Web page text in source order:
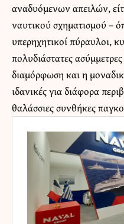
αναδυόμενων απειλών,
ναυτικού σχηματισμού –
υπερηχητικοί πύραυλοι,
πολυδιάστατες
διαμόρφωση και η
ιδανικές για διάφορα
θαλάσσιες συνθήκες